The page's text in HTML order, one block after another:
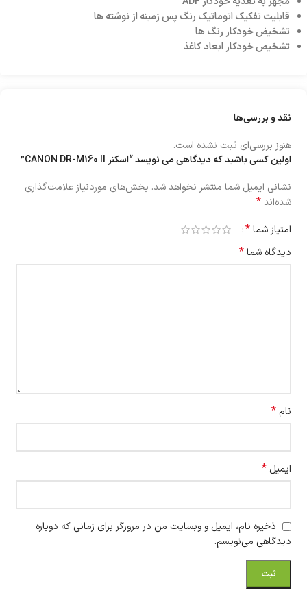
قابلیت تفکیک اتوماتیک رنگ پس زمینه از نوشته ها
تشخیض خودکار رنگ ها
تشخیص خودکار ابعاد کاغذ
نقد و بررسی‌ها
هنوز بررسی‌ای ثبت نشده است.
اولین کسی باشید که دیدگاهی می نویسد “اسکنر CANON DR-M160 II”
نشانی ایمیل شما منتشر نخواهد شد. بخش‌های موردنیاز علامت‌گذاری
شده‌اند*
امتیاز شما*
دیدگاه شما*
نام*
ایمیل *
ذخیره نام، ایمیل و وبسایت من در مرورگر برای زمانی که دوباره
دیدگاهی می‌نویسم.